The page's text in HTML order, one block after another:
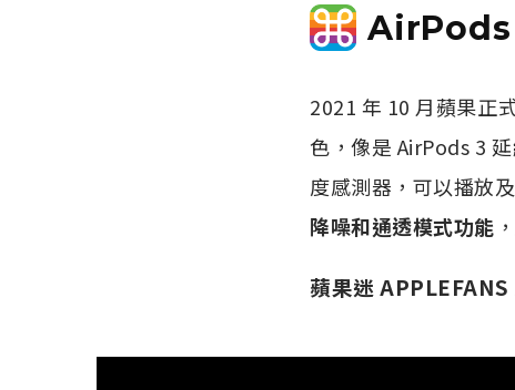
AirPods
2021 年 10 月蘋果正
色，像是 AirPods 3
度感測器，可以播放
降噪和通透模式功能
蘋果迷